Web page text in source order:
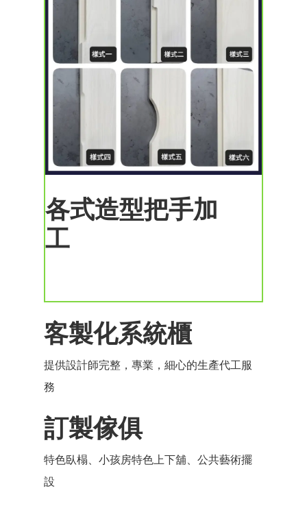
各式造型把手加
工
客製化系統櫃
提供設計師完整，專業，細心的生產代工服
務
訂製傢俱
特色臥榻、小孩房特色上下舖、公共藝術擺
設